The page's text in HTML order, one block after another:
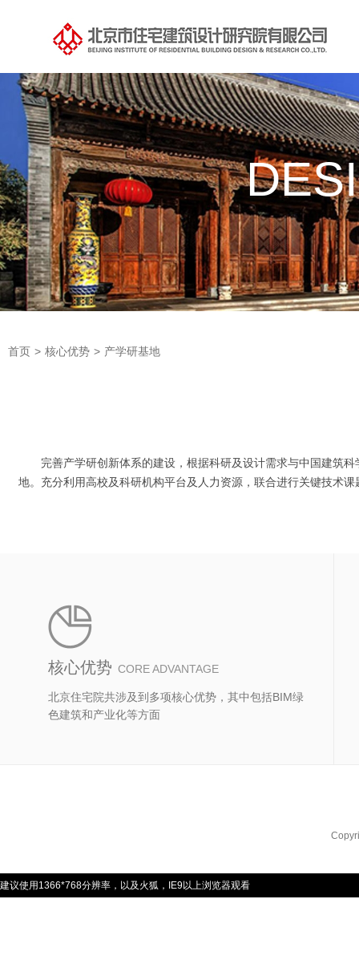
首页 > 核心优势 > 产学研基地
完善产学研创新体系的建设，根据科研及设计需求与中国建筑
地。充分利用高校及科研机构平台及人力资源，联合进行关键技术
核心优势 CORE ADVANTAGE
北京住宅院共涉及到多项核心优势，其中包括BIM绿
色建筑和产业化等方面
建议使用1366*768分辨率，以及火狐，IE9以上浏览器观看